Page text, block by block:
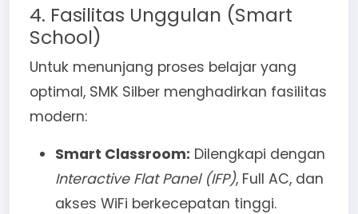
4. Fasilitas Unggulan (Smart
School)
Untuk menunjang proses belajar yang
optimal, SMK Silber menghadirkan fasilitas
modern:
Smart Classroom: Dilengkapi dengan
Interactive Flat Panel (IFP), Full AC, dan
akses WiFi berkecepatan tinggi.